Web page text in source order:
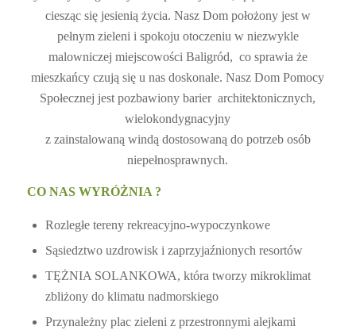
ciesząc się jesienią życia. Nasz Dom położony jest w
pełnym zieleni i spokoju otoczeniu w niezwykle
malowniczej miejscowości Baligród, co sprawia że
mieszkańcy czują się u nas doskonale. Nasz Dom Pomocy
Społecznej jest pozbawiony barier architektonicznych,
wielokondygnacyjny
z zainstalowaną windą dostosowaną do potrzeb osób
niepełnosprawnych.
CO NAS WYRÓŻNIA ?
Rozległe tereny rekreacyjno-wypoczynkowe
Sąsiedztwo uzdrowisk i zaprzyjaźnionych resortów
TĘŻNIA SOLANKOWA, która tworzy mikroklimat
zbliżony do klimatu nadmorskiego
Przynależny plac zieleni z przestronnymi alejkami